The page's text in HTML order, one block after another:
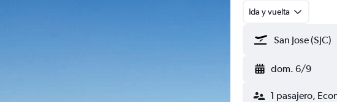
Ida y vuelta
dom. 6/9
1 pasajero,